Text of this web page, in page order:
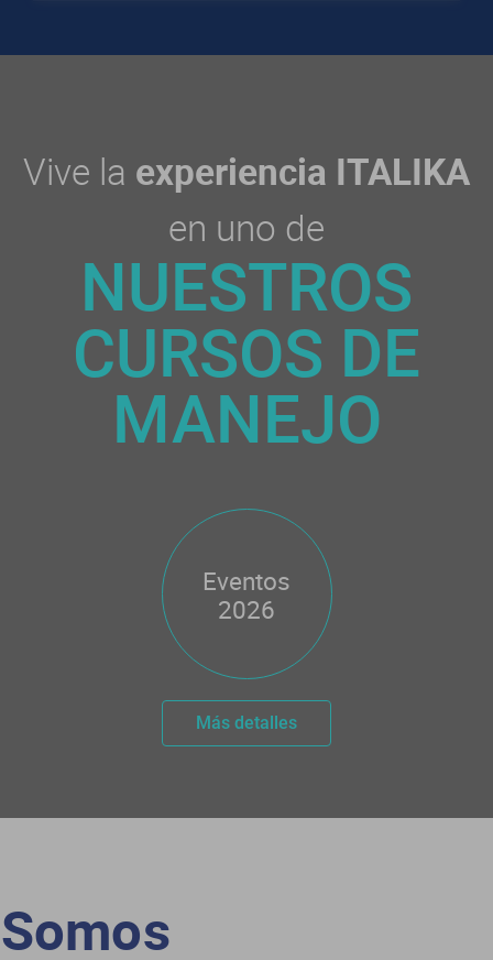
Vive la experiencia ITALIKA
en uno de
NUESTROS
CURSOS DE
MANEJO
Eventos
2026
Más detalles
Somos